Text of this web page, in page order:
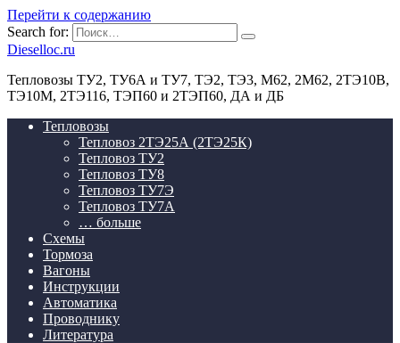
Перейти к содержанию
Search for:
Dieselloc.ru
Тепловозы ТУ2, ТУ6А и ТУ7, ТЭ2, ТЭ3, М62, 2М62, 2ТЭ10В,
ТЭ10М, 2ТЭ116, ТЭП60 и 2ТЭП60, ДА и ДБ
Тепловозы
Тепловоз 2ТЭ25А (2ТЭ25К)
Тепловоз ТУ2
Тепловоз ТУ8
Тепловоз ТУ7Э
Тепловоз ТУ7А
… больше
Схемы
Тормоза
Вагоны
Инструкции
Автоматика
Проводнику
Литература